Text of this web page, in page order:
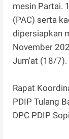
mesin Partai.
(PAC) serta
dipersiapkan
November
Jum'at (18/7).
Rapat
PDIP Tulang
DPC PDIP